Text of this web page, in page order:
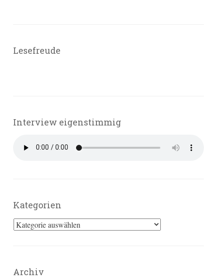
Lesefreude
Interview eigenstimmig
Kategorien
Kategorien
Archiv